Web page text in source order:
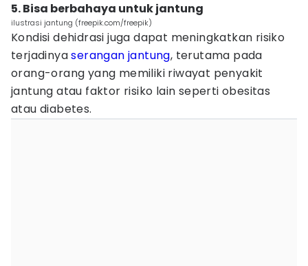
5. Bisa berbahaya untuk jantung
ilustrasi jantung (freepik.com/freepik)
Kondisi dehidrasi juga dapat meningkatkan risiko
terjadinyaserangan jantung, terutama pada
orang-orang yang memiliki riwayat penyakit
jantung atau faktor risiko lain seperti obesitas
atau diabetes.